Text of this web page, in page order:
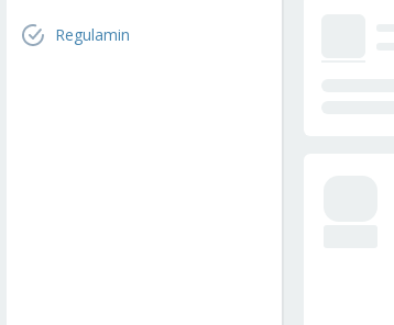
Regulamin